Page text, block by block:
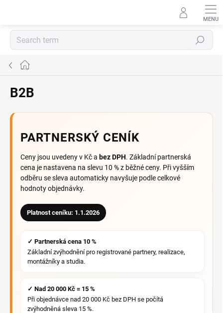
Search
Home
B2B
PARTNERSKÝ CENÍK
Ceny jsou uvedeny v Kč a bez DPH. Základní partnerská
cena je nastavena na slevu 10 % z běžné ceny. Při vyšším
odběru se sleva automaticky navyšuje podle celkové
hodnoty objednávky.
Platnost ceníku: 1.1.2026
✓ Partnerská cena 10 %
Základní zvýhodnění pro registrované partnery, realizace,
montážníky a studia.
✓ Nad 20 000 Kč = 15 %
Při objednávce nad 20 000 Kč bez DPH se počítá
zvýhodněná sleva 15 %.